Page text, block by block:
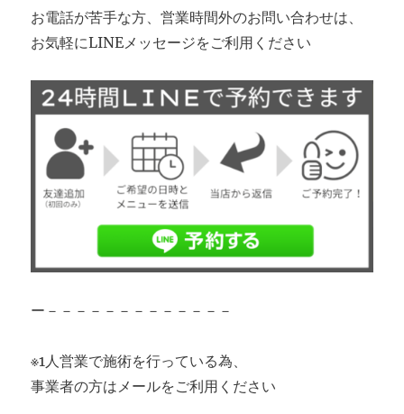
お電話が苦手な方、営業時間外のお問い合わせは、
お気軽にLINEメッセージをご利用ください
ー－－－－－－－－－－－－－
※1人営業で施術を行っている為、
事業者の方はメールをご利用ください